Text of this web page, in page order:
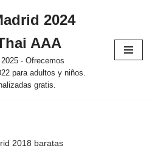
2024
AAA
- Ofrecemos
para adultos y niños.
gratis.
2018 baratas